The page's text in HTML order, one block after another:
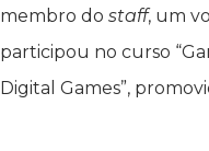
membro do staff, um
participou no curso
Digital Games”,